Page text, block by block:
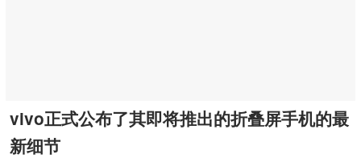
vivo正式公布了其即将推出的折叠屏手机的最
新细节